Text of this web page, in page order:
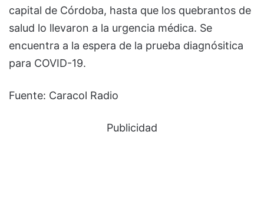
capital de Córdoba, hasta que los quebrantos de
salud lo llevaron a la urgencia médica. Se
encuentra a la espera de la prueba diagnósitica
para COVID-19.
Fuente: Caracol Radio
Publicidad